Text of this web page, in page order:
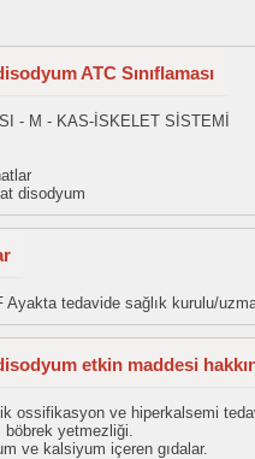
ATC Sınıflaması
- M - KAS-İSKELET SİSTEMİ
disodyum
Ayakta tedavide sağlık kurulu/
etkin maddesi
ossifikasyon ve hiperkalsemi
böbrek yetmezliği.
ve kalsiyum içeren gıdalar.